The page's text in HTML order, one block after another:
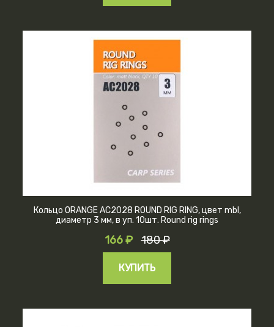
Кольцо ORANGE AC2028 ROUND RIG RING, цвет mbl,
диаметр 3 мм, в уп. 10шт. Round rig rings
166 ₽ 180 ₽
КУПИТЬ